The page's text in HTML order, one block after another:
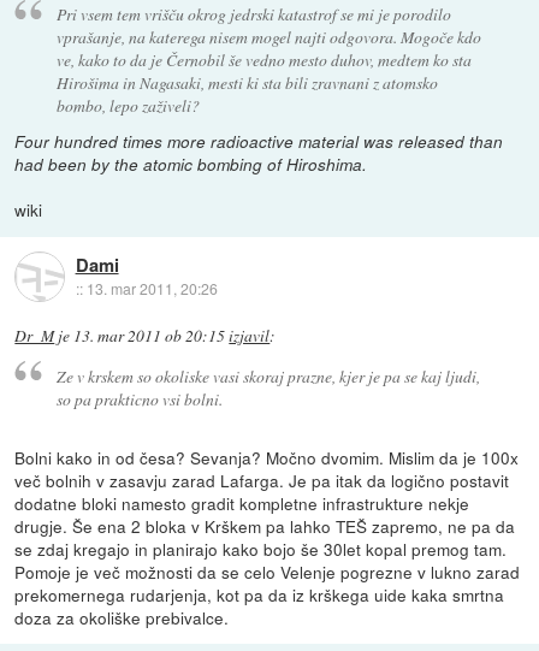
Pri vsem tem vrišču okrog jedrski katastrof se mi je porodilo
vprašanje, na katerega nisem mogel najti odgovora. Mogoče kdo
ve, kako to da je Černobil še vedno mesto duhov, medtem ko sta
Hirošima in Nagasaki, mesti ki sta bili zravnani z atomsko
bombo, lepo zaživeli?
Four hundred times more radioactive material was released than
had been by the atomic bombing of Hiroshima.
wiki
Dami
:: 13. mar 2011, 20:26
Dr_Mje 13. mar 2011 ob 20:15izjavil:
Ze v krskem so okoliske vasi skoraj prazne, kjer je pa se kaj ljudi,
so pa prakticno vsi bolni.
Bolni kako in od česa? Sevanja? Močno dvomim. Mislim da je 100x
več bolnih v zasavju zarad Lafarga. Je pa itak da logično postavit
dodatne bloki namesto gradit kompletne infrastrukture nekje
drugje. Še ena 2 bloka v Krškem pa lahko TEŠ zapremo, ne pa da
se zdaj kregajo in planirajo kako bojo še 30let kopal premog tam.
Pomoje je več možnosti da se celo Velenje pogrezne v lukno zarad
prekomernega rudarjenja, kot pa da iz krškega uide kaka smrtna
doza za okoliške prebivalce.